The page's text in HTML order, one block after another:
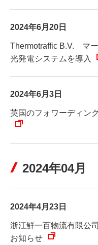
2024年6月20日
Thermotraffic B.V. マ
光発電システムを導入
2024年6月3日
英国のフォワーディン
2024年04月
2024年4月23日
浙江鮮一百物流有限公
お知らせ